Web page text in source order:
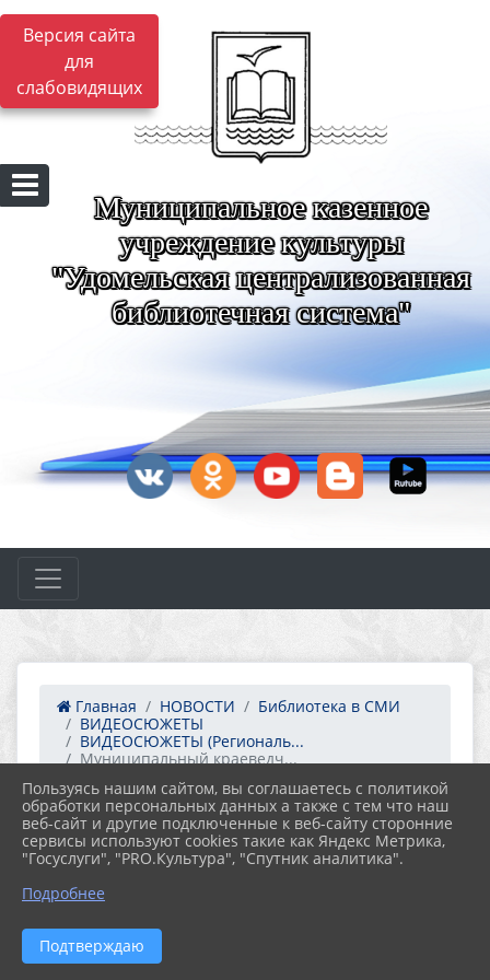
Версия сайта
для
слабовидящих
Муниципальное казенное
учреждение культуры
"Удомельская централизованная
библиотечная система"
Главная НОВОСТИ
Библиотека в СМИ
ВИДЕОСЮЖЕТЫ
ВИДЕОСЮЖЕТЫ (Региональ...
Муниципальный краеведч...
04.01.2023 21:41 24
МУНИЦИПАЛЬНЫЙ КРАЕВЕДЧЕСКИЙ
КОНКУРС «НАЕДИНЕ С ПРИРОДОЙ»
Пользуясь нашим сайтом, вы соглашаетесь с политикой
обработки персональных данных а также с тем что наш
веб-сайт и другие подключенные к веб-сайту сторонние
сервисы используют cookies такие как Яндекс Метрика,
"Госуслуги", "PRO.Культура", "Спутник аналитика".
Подробнее
Подтверждаю